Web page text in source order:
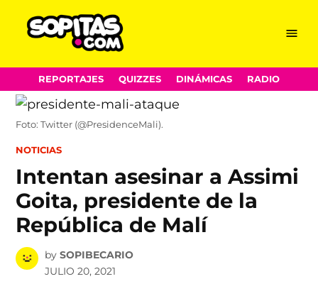
Skip
to
content
Menu
REPORTAJES QUIZZES DINÁMICAS RADIO
Foto: Twitter (@PresidenceMali).
POSTED
NOTICIAS
Intentan asesinar a Assimi
Goita, presidente de la
República de Malí
by SOPIBECARIO
JULIO 20, 2021